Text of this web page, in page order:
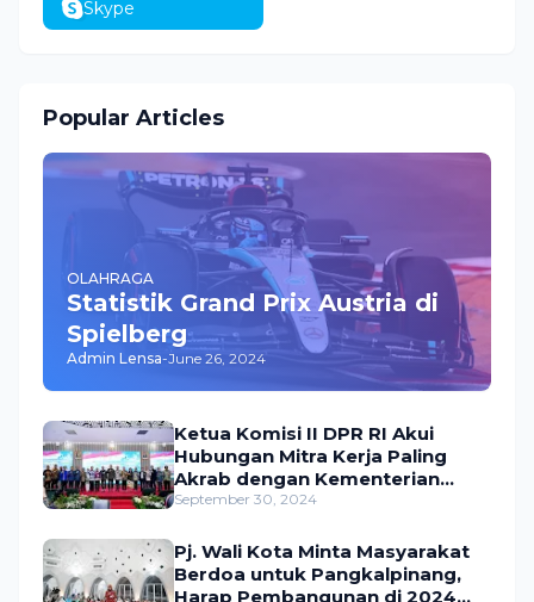
Skype
Popular Articles
OLAHRAGA
Statistik Grand Prix Austria di
Spielberg
Admin Lensa-June 26, 2024
Ketua Komisi II DPR RI Akui
Hubungan Mitra Kerja Paling
Akrab dengan Kementerian
ATR/BPN
September 30, 2024
Pj. Wali Kota Minta Masyarakat
Berdoa untuk Pangkalpinang,
Harap Pembangunan di 2024